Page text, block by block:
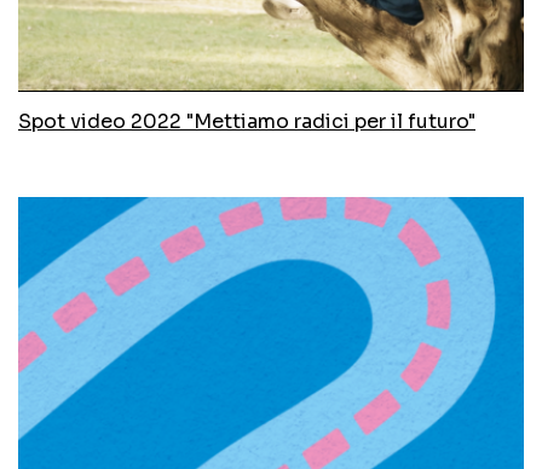
Spot video 2022 "Mettiamo radici per il futuro"